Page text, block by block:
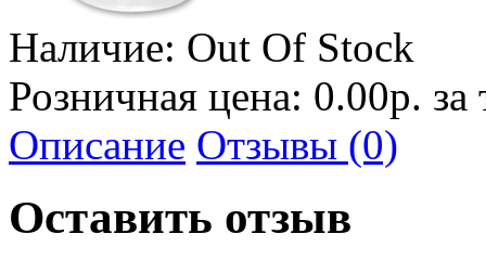
Наличие: Out Of Stock
Розничная цена: 0.00р.
Описание Отзывы (0)
Оставить отзыв